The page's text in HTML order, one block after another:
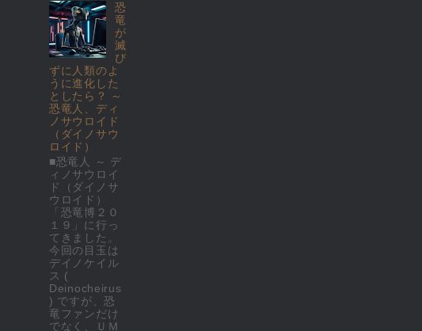
恐
竜
が
滅
び
ずに人類のよ
うに進化した
としたら？ ～
恐竜人、ディ
ノサウロイド
（ダイノサウ
ロイド）
■恐竜人 ～ デ
ィノサウロイ
ド（ダイノサ
ウロイド）
「恐竜博２０
１９」に行っ
てきました。
今回の目玉は
デイノケイル
ス (
Deinocheirus
) ですが、恐
竜ファンだけ
でなく、ＵＭ